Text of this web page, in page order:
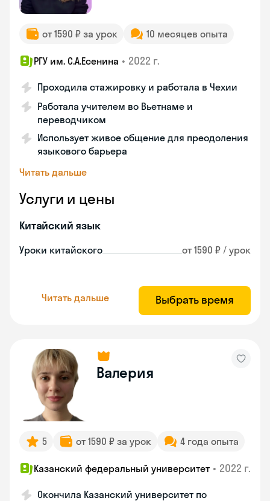
от 1590 ₽ за урок 10 месяцев опыта
РГУ им. С.А.Есенина • 2022 г.
Проходила стажировку и работала в Чехии
Работала учителем во Вьетнаме и
переводчиком
Использует живое общение для преодоления
языкового барьера
Читать дальше
Услуги и цены
Китайский язык
Уроки китайского от 1590 ₽ / урок
Читать дальше Выбрать время
Валерия
5 от 1590 ₽ за урок 4 года опыта
Казанский федеральный университет • 2022 г.
Окончила Казанский университет по